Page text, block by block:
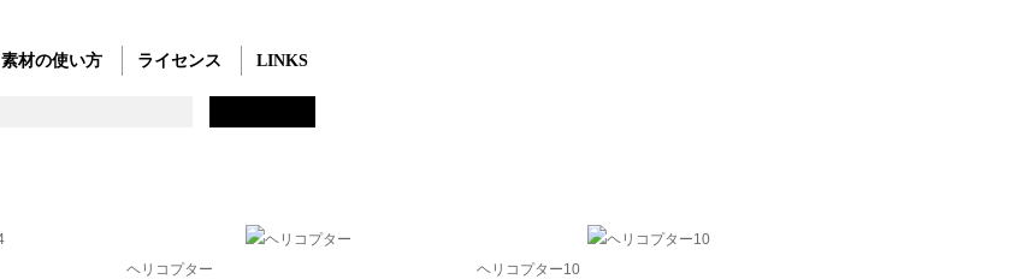
素材の使い方 ライセンス LINKS
ヘリコプター ヘリコプター10